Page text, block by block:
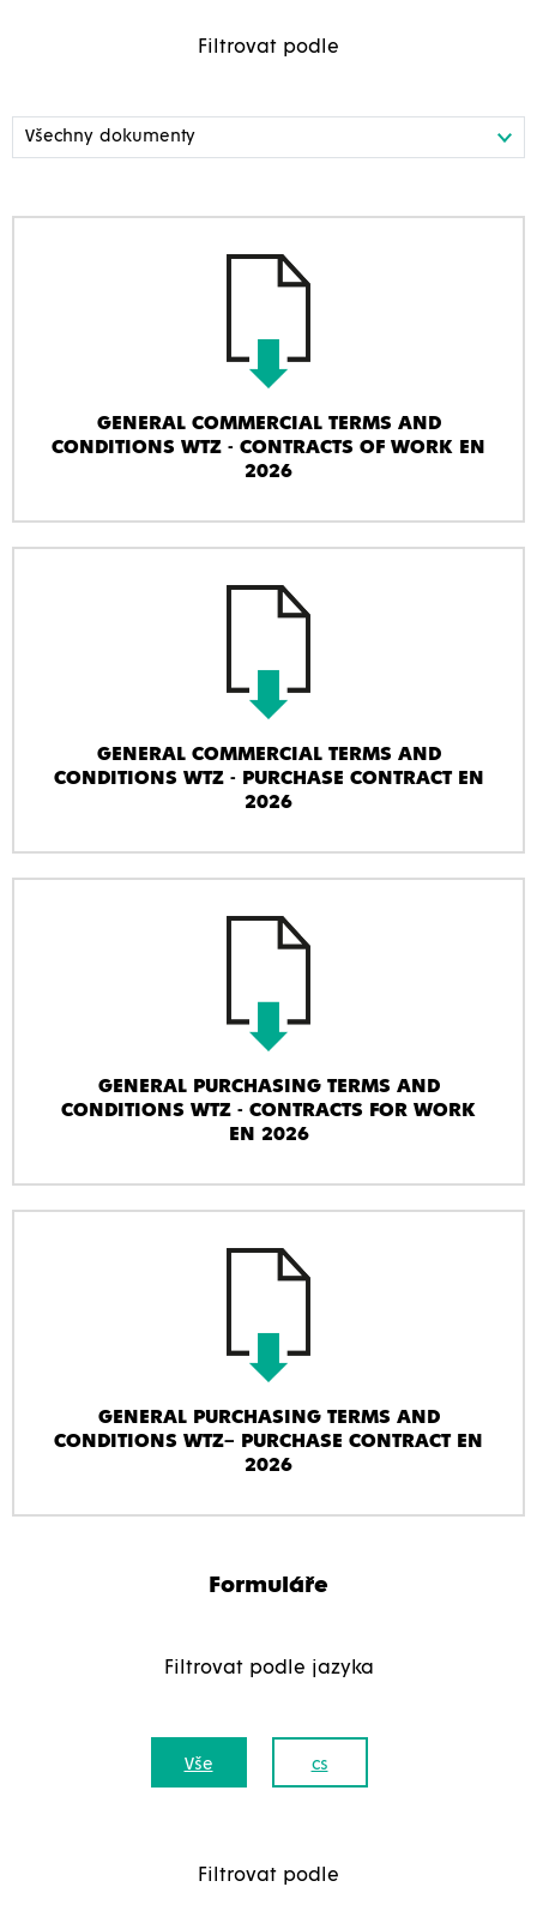
Filtrovat podle
GENERAL COMMERCIAL TERMS AND
CONDITIONS WTZ - CONTRACTS OF WORK EN
2026
GENERAL COMMERCIAL TERMS AND
CONDITIONS WTZ - PURCHASE CONTRACT EN
2026
GENERAL PURCHASING TERMS AND
CONDITIONS WTZ - CONTRACTS FOR WORK
EN 2026
GENERAL PURCHASING TERMS AND
CONDITIONS WTZ– PURCHASE CONTRACT EN
2026
Formuláře
Filtrovat podle jazyka
Vše cs
Filtrovat podle